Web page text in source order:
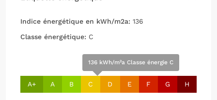
Indice énergétique en kWh/m2a: 136
Classe énergétique: C
A+ A B
136 kWh/m²a Classe énergie C
C D E F G H